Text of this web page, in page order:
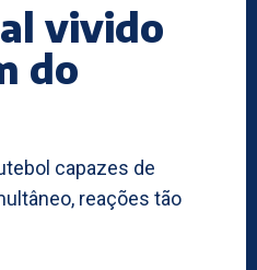
vivido
do
capazes de
reações tão